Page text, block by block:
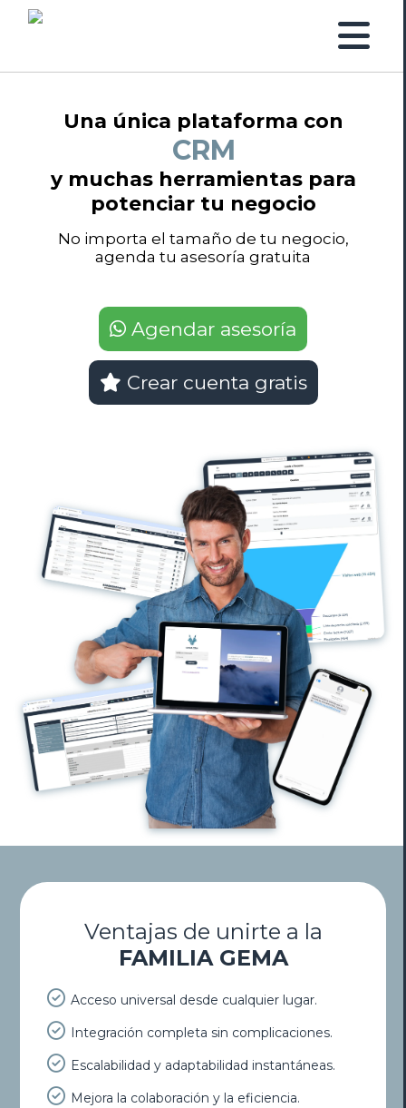
Una única plataforma con
Facturación
y muchas herramientas para
potenciar tu negocio
No importa el tamaño de tu negocio,
agenda tu asesoría gratuita
Agendar asesoría
Crear cuenta gratis
Ventajas de unirte a la
FAMILIA GEMA
Acceso universal desde cualquier lugar.
Integración completa sin complicaciones.
Escalabilidad y adaptabilidad instantáneas.
Mejora la colaboración y la eficiencia.